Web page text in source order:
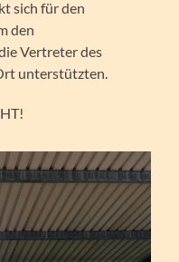
sich für den
den
Vertreter des
unterstützten.